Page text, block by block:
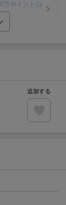
万ポイント山
OFFクーポン
ペアチケット
追加する